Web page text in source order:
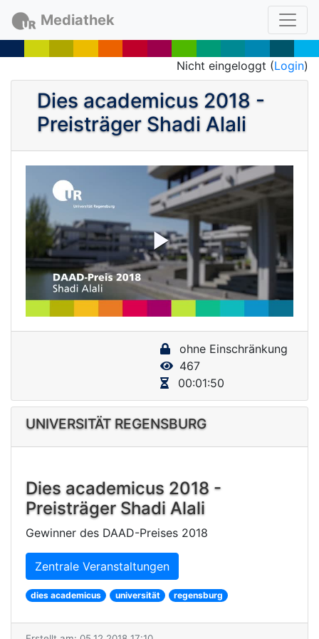
Mediathek
Nicht eingeloggt (Login)
Dies academicus 2018 -
Preisträger Shadi Alali
P
a
V
i
d
e
o
ohne Einschränkung
467
00:01:50
UNIVERSITÄT REGENSBURG
Dies academicus 2018 -
Preisträger Shadi Alali
Gewinner des DAAD-Preises 2018
Zentrale Veranstaltungen
dies academicus universität regensburg